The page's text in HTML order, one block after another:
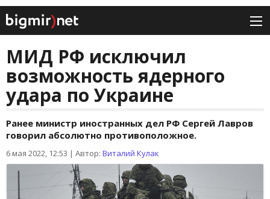
МИД РФ исключил
возможность ядерного
удара по Украине
Ранее министр иностранных дел РФ Сергей Лавров
говорил абсолютно противоположное.
6 мая 2022, 12:53 | Автор: Виталий Кулак